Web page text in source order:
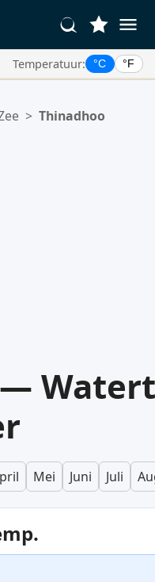
Temperatuur: °C °F
> Thinadhoo
Mei Juni Juli